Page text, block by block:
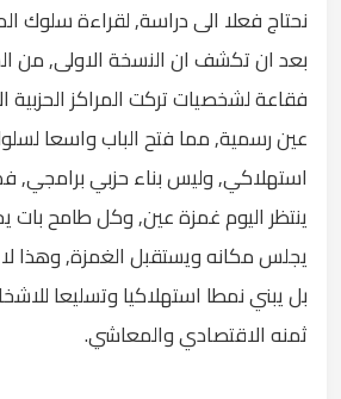
نحتاج فعلا الى دراسة, لقراءة سلوك
بعد ان تكشف ان النسخة الاولى, من
فقاعة لشخصيات تركت المراكز
عين رسمية, مما فتح الباب واسعا
استهلاكي, وليس بناء حزبي برامجي,
ينتظر اليوم غمزة عين, وكل طامح بات
يجلس مكانه ويستقبل الغمزة, وهذا
بل يبني نمطا استهلاكيا وتسليعا
ثمنه الاقتصادي والمعاشي.